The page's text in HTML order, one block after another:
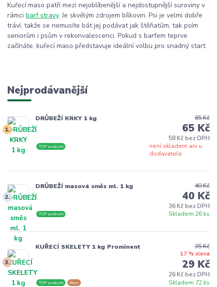
Kuřecí maso patří mezi nejoblíbenější a nejdostupnější suroviny v
rámci barf stravy. Je skvělým zdrojem bílkovin. Psi je velmi dobře
tráví, takže se nemusíte bát jej podávat jak štěňatům, tak psím
seniorům i psům v rekonvalescenci. Pokud s barfem teprve
začínáte, kuřecí maso představuje ideální volbu pro snadný start.
Nejprodávanější
1.
DRŮBEŽÍ KRKY 1 kg
není skladem ani u
dodavatele
TOP produkt
65 Kč
65 Kč
58 Kč bez DPH
2.
DRŮBEŽÍ masová směs ml. 1 kg
Skladem 26 ks
TOP produkt
40 Kč
40 Kč
36 Kč bez DPH
3.
KUŘECÍ SKELETY 1 kg Prominent
Skladem 72 ks
TOP produkt Akce
35 Kč
17 % sleva
29 Kč
26 Kč bez DPH